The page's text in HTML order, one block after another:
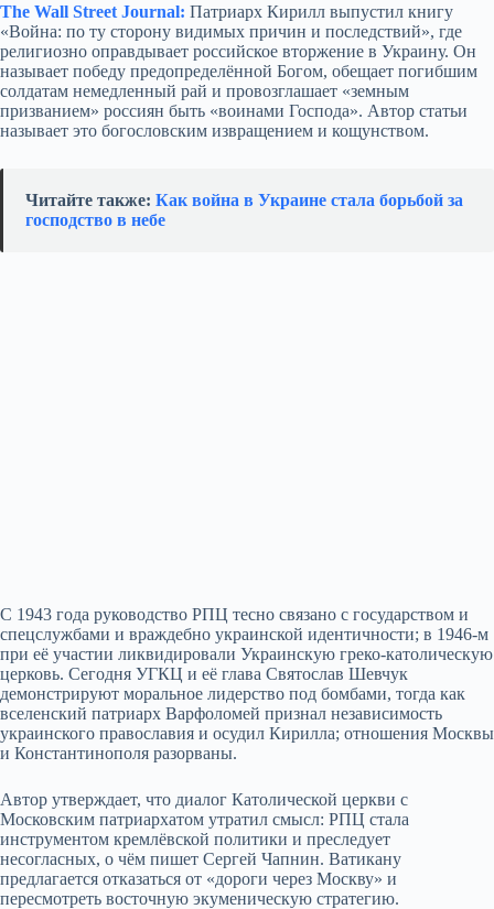
The Wall Street Journal: Патриарх Кирилл выпустил книгу
«Война: по ту сторону видимых причин и последствий», где
религиозно оправдывает российское вторжение в Украину. Он
называет победу предопределённой Богом, обещает погибшим
солдатам немедленный рай и провозглашает «земным
призванием» россиян быть «воинами Господа». Автор статьи
называет это богословским извращением и кощунством.
Читайте также: Как война в Украине стала борьбой за
господство в небе
С 1943 года руководство РПЦ тесно связано с государством и
спецслужбами и враждебно украинской идентичности; в 1946‑м
при её участии ликвидировали Украинскую греко‑католическую
церковь. Сегодня УГКЦ и её глава Святослав Шевчук
демонстрируют моральное лидерство под бомбами, тогда как
вселенский патриарх Варфоломей признал независимость
украинского православия и осудил Кирилла; отношения Москвы
и Константинополя разорваны.
Автор утверждает, что диалог Католической церкви с
Московским патриархатом утратил смысл: РПЦ стала
инструментом кремлёвской политики и преследует
несогласных, о чём пишет Сергей Чапнин. Ватикану
предлагается отказаться от «дороги через Москву» и
пересмотреть восточную экуменическую стратегию.